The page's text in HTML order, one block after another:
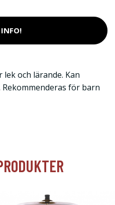
INFO!
och lärande. Kan
för barn